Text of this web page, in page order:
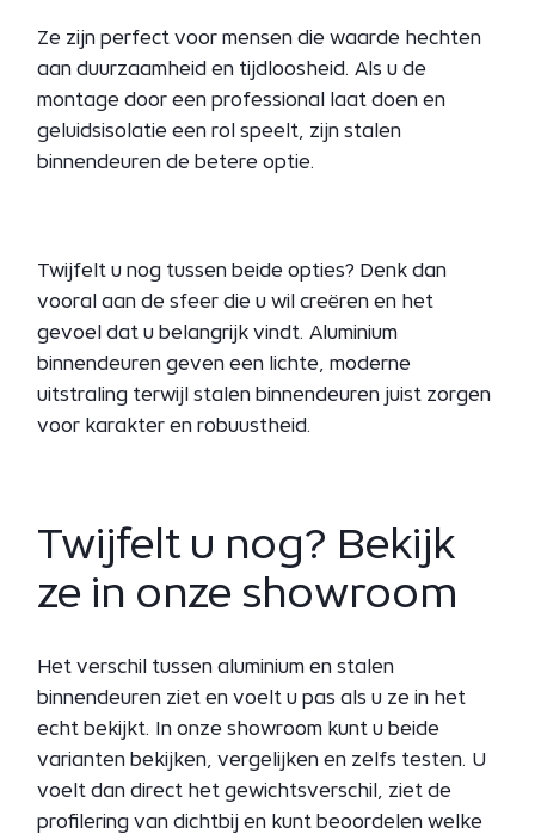
Ze zijn perfect voor mensen die waarde hechten
aan duurzaamheid en tijdloosheid. Als u de
montage door een professional laat doen en
geluidsisolatie een rol speelt, zijn stalen
binnendeuren de betere optie.
Twijfelt u nog tussen beide opties? Denk dan
vooral aan de sfeer die u wil creëren en het
gevoel dat u belangrijk vindt. Aluminium
binnendeuren geven een lichte, moderne
uitstraling terwijl stalen binnendeuren juist zorgen
voor karakter en robuustheid.
Twijfelt u nog? Bekijk
ze in onze showroom
Het verschil tussen aluminium en stalen
binnendeuren ziet en voelt u pas als u ze in het
echt bekijkt. In onze showroom kunt u beide
varianten bekijken, vergelijken en zelfs testen. U
voelt dan direct het gewichtsverschil, ziet de
profilering van dichtbij en kunt beoordelen welke